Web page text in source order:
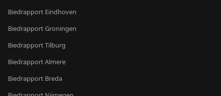
Biedrapport Eindhoven
BiedrapportGroningen
BiedrapportTilburg
BiedrapportAlmere
Biedrapport Breda